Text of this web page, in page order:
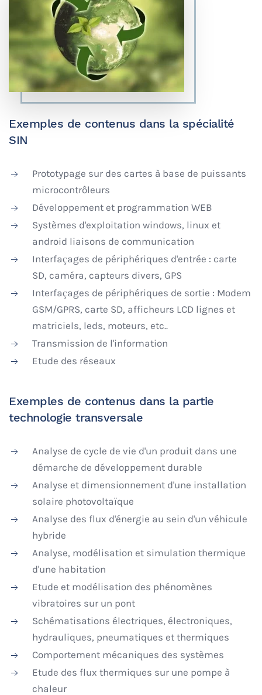
Exemples de contenus dans la spécialité
SIN
Prototypage sur des cartes à base de puissants
microcontrôleurs
Développement et programmation WEB
Systèmes d'exploitation windows, linux et
android liaisons de communication
Interfaçages de périphériques d'entrée : carte
SD, caméra, capteurs divers, GPS
Interfaçages de périphériques de sortie : Modem
GSM/GPRS, carte SD, afficheurs LCD lignes et
matriciels, leds, moteurs, etc..
Transmission de l'information
Etude des réseaux
Exemples de contenus dans la partie
technologie transversale
Analyse de cycle de vie d'un produit dans une
démarche de développement durable
Analyse et dimensionnement d'une installation
solaire photovoltaïque
Analyse des flux d'énergie au sein d'un véhicule
hybride
Analyse, modélisation et simulation thermique
d'une habitation
Etude et modélisation des phénomènes
vibratoires sur un pont
Schématisations électriques, électroniques,
hydrauliques, pneumatiques et thermiques
Comportement mécaniques des systèmes
Etude des flux thermiques sur une pompe à
chaleur